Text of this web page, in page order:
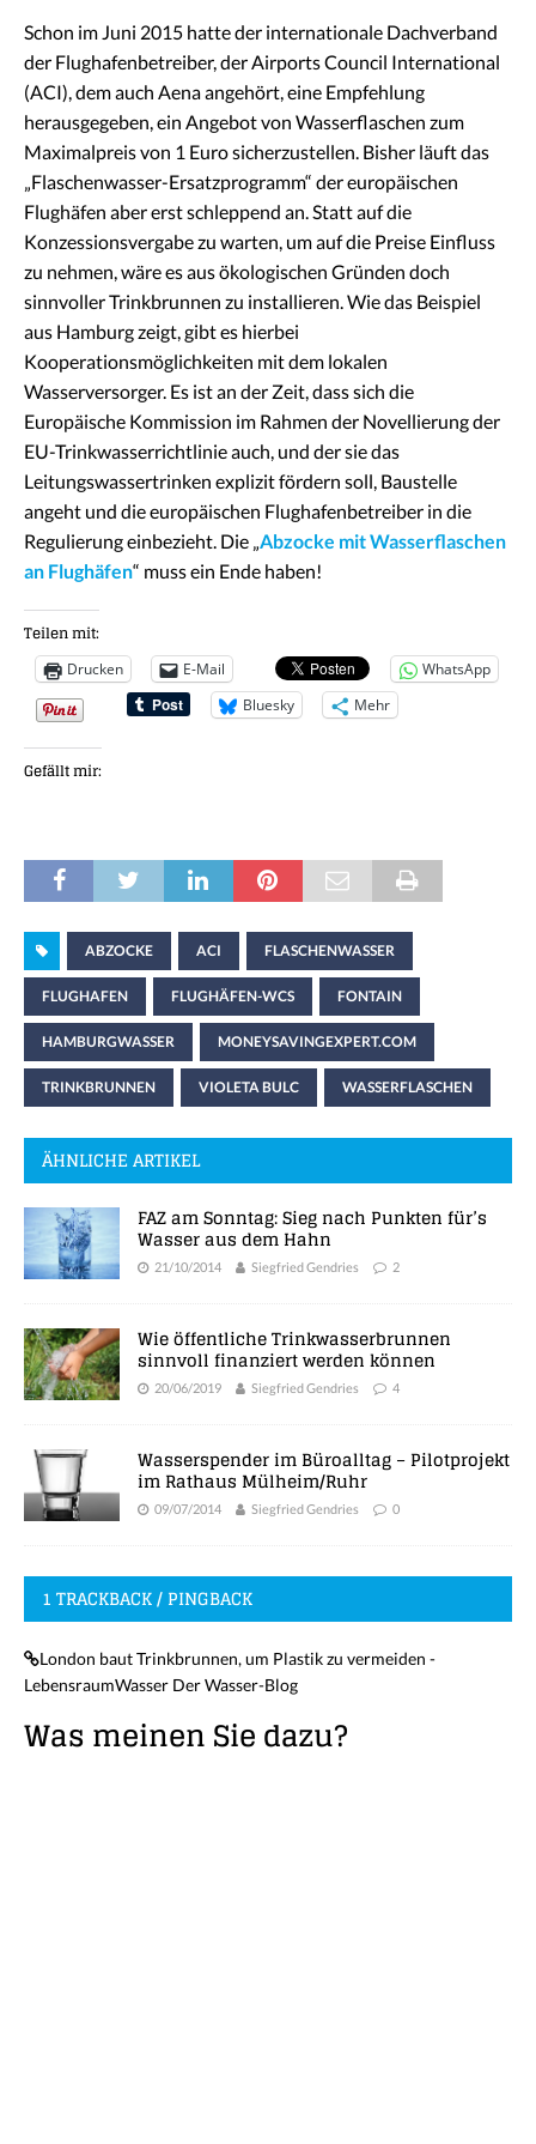
Schon im Juni 2015 hatte der internationale Dachverband
der Flughafenbetreiber, der Airports Council International
(ACI), dem auch Aena angehört, eine Empfehlung
herausgegeben, ein Angebot von Wasserflaschen zum
Maximalpreis von 1 Euro sicherzustellen. Bisher läuft das
„Flaschenwasser-Ersatzprogramm“ der europäischen
Flughäfen aber erst schleppend an. Statt auf die
Konzessionsvergabe zu warten, um auf die Preise Einfluss
zu nehmen, wäre es aus ökologischen Gründen doch
sinnvoller Trinkbrunnen zu installieren. Wie das Beispiel
aus Hamburg zeigt, gibt es hierbei
Kooperationsmöglichkeiten mit dem lokalen
Wasserversorger. Es ist an der Zeit, dass sich die
Europäische Kommission im Rahmen der Novellierung der
EU-Trinkwasserrichtlinie auch, und der sie das
Leitungswassertrinken explizit fördern soll, Baustelle
angeht und die europäischen Flughafenbetreiber in die
Regulierung einbezieht. Die „Abzocke mit Wasserflaschen
an Flughäfen“ muss ein Ende haben!
Teilen mit:
Drucken E-Mail
WhatsApp
Bluesky
Mehr
Gefällt mir:
ABZOCKE ACI FLASCHENWASSER
FLUGHAFEN FLUGHÄFEN-WCS FONTAIN
HAMBURGWASSER MONEYSAVINGEXPERT.COM
TRINKBRUNNEN VIOLETA BULC WASSERFLASCHEN
ÄHNLICHE ARTIKEL
FAZ am Sonntag: Sieg nach Punkten für’s
Wasser aus dem Hahn
21/10/2014 Siegfried Gendries 2
Wie öffentliche Trinkwasserbrunnen
sinnvoll finanziert werden können
20/06/2019 Siegfried Gendries 4
Wasserspender im Büroalltag – Pilotprojekt
im Rathaus Mülheim/Ruhr
09/07/2014 Siegfried Gendries 0
1 TRACKBACK / PINGBACK
London baut Trinkbrunnen, um Plastik zu vermeiden -
LebensraumWasser Der Wasser-Blog
Was meinen Sie dazu?